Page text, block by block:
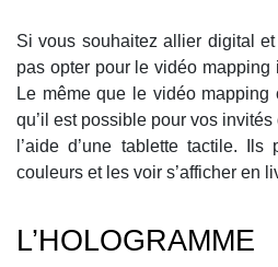
Si vous souhaitez allier digital
pas opter pour le vidéo
Le même que le vidéo
qu’il est possible pour vos
l’aide d’une tablette tactile.
couleurs et les voir s’afficher en
L’HOLOGRAMME